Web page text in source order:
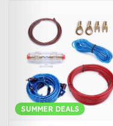
SUMMER DEALS